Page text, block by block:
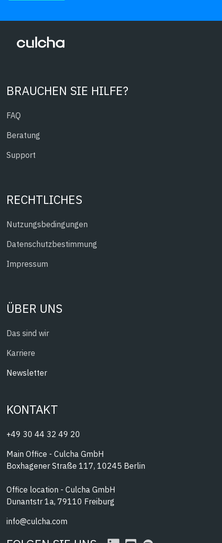
BRAUCHEN SIE HILFE?
FAQ
Beratung
Support
RECHTLICHES
Nutzungsbedingungen
Datenschutzbestimmung
Impressum
ÜBER UNS
Das sind wir
Karriere
Newsletter
KONTAKT
+49 30 44 32 49 20
Main Office - Culcha GmbH
Boxhagener Straße 117, 10245 Berlin
Office location - Culcha GmbH
Dunantstr 1a, 79110 Freiburg
info@culcha.com